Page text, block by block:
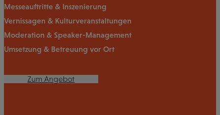
Messeauftritte & Inszenierung
Vernissagen & Kulturveranstaltungen
Moderation & Speaker-Management
Umsetzung & Betreuung vor Ort
Zum Angebot